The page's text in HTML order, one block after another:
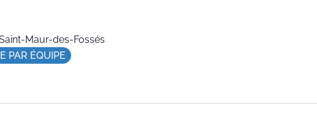
Maur-des-Fossés
PAR ÉQUIPE